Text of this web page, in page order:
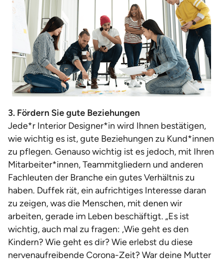
3. Fördern Sie gute Beziehungen
Jede*r Interior Designer*in wird Ihnen bestätigen,
wie wichtig es ist, gute Beziehungen zu Kund*innen
zu pflegen. Genauso wichtig ist es jedoch, mit Ihren
Mitarbeiter*innen, Teammitgliedern und anderen
Fachleuten der Branche ein gutes Verhältnis zu
haben. Duffek rät, ein aufrichtiges Interesse daran
zu zeigen, was die Menschen, mit denen wir
arbeiten, gerade im Leben beschäftigt. „Es ist
wichtig, auch mal zu fragen: ,Wie geht es den
Kindern? Wie geht es dir? Wie erlebst du diese
nervenaufreibende Corona-Zeit? War deine Mutter